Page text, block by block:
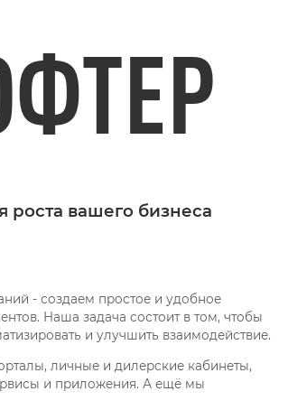
вашего бизнеса
- создаем простое и удобное
Наша задача состоит в том, чтобы
и улучшить взаимодействие.
личные и дилерские кабинеты,
и приложения. А ещё мы